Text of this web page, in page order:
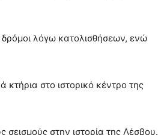
δρόμοι λόγω κατολισθήσεων, ενώ
στο ιστορικό κέντρο της
σεισμούς στην ιστορία της Λέσβου.